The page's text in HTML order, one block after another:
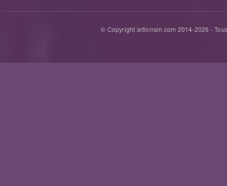
© Copyright artlorrain.com 2014-2026 -